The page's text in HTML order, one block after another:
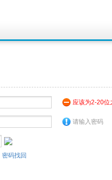
应该为2-20位
请输入密码
密码找回